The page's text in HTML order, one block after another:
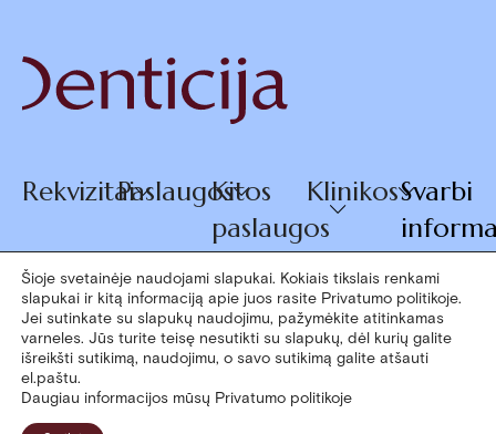
RekvizitaiPaslaugosKitos
paslaugos
KlinikosSvarbi
© 2026
Denticija
+370 660
07770
Šioje svetainėje naudojami slapukai. Kokiais tikslais renkami
slapukai ir kitą informaciją apie juos rasite Privatumo politikoje.
Jei sutinkate su slapukų naudojimu, pažymėkite atitinkamas
varneles. Jūs turite teisę nesutikti su slapukų, dėl kurių galite
išreikšti sutikimą, naudojimu, o savo sutikimą galite atšauti
el.paštu.
Daugiau informacijos mūsų Privatumo politikoje